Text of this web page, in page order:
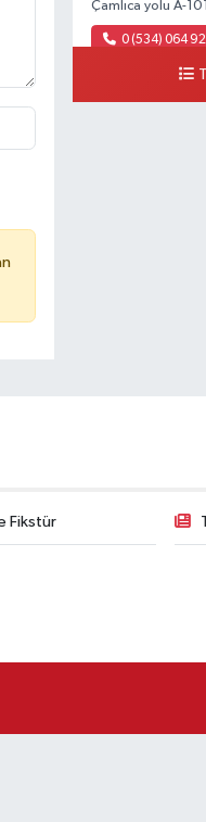
Çamlıca yolu A-
0 (534) 064 92
Fikstür